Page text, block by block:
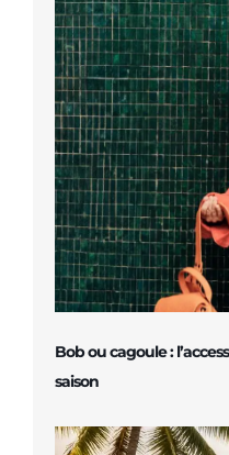
Bob ou cagoule :
saison